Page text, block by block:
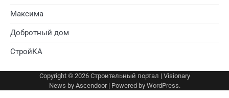
Максима
Добротный дом
СтройКА
Copyright © 2026 Строительный портал | Visionary
News by Ascendoor| Powered by WordPress.